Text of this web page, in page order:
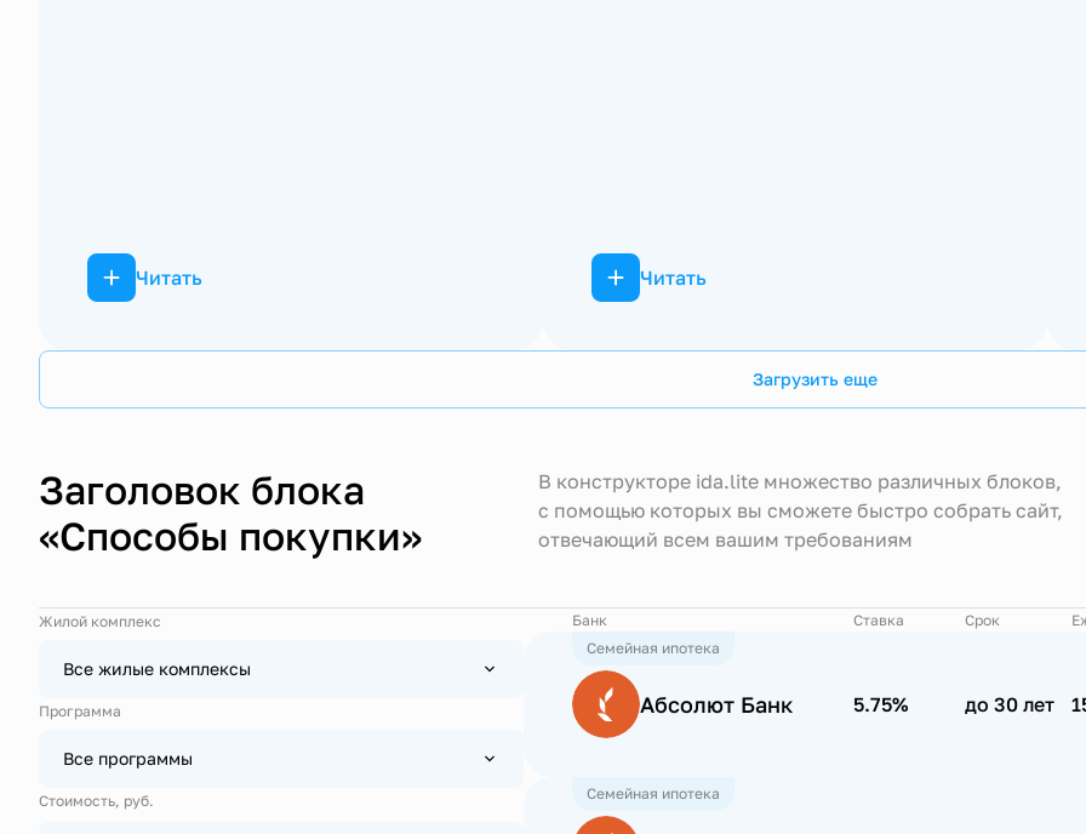
Читать Читать
Загрузить еще
Заголовок блока
«Способы покупки»
В конструкторе ida.lite множество различных блоков,
с помощью которых вы сможете быстро собрать сайт,
отвечающий всем вашим требованиям
Жилой комплекс
Все жилые комплексы
Программа
Все программы
Стоимость, руб.
Банк Ставка Срок
Семейная ипотека
Абсолют Банк 5.75% до 30 лет
Семейная ипотека